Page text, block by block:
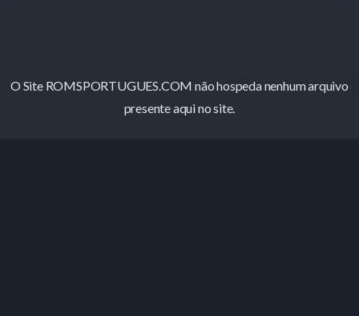
O Site ROMSPORTUGUES.COM não hospeda nenhum arquivo
presente aqui no site.